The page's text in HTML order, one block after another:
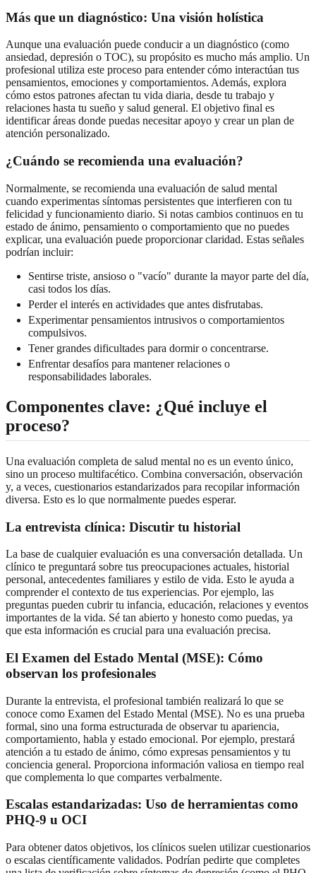
Más que un diagnóstico: Una visión holística
Aunque una evaluación puede conducir a un diagnóstico (como
ansiedad, depresión o TOC), su propósito es mucho más amplio. Un
profesional utiliza este proceso para entender cómo interactúan tus
pensamientos, emociones y comportamientos. Además, explora
cómo estos patrones afectan tu vida diaria, desde tu trabajo y
relaciones hasta tu sueño y salud general. El objetivo final es
identificar áreas donde puedas necesitar apoyo y crear un plan de
atención personalizado.
¿Cuándo se recomienda una evaluación?
Normalmente, se recomienda una evaluación de salud mental
cuando experimentas síntomas persistentes que interfieren con tu
felicidad y funcionamiento diario. Si notas cambios continuos en tu
estado de ánimo, pensamiento o comportamiento que no puedes
explicar, una evaluación puede proporcionar claridad. Estas señales
podrían incluir:
Sentirse triste, ansioso o "vacío" durante la mayor parte del día,
casi todos los días.
Perder el interés en actividades que antes disfrutabas.
Experimentar pensamientos intrusivos o comportamientos
compulsivos.
Tener grandes dificultades para dormir o concentrarse.
Enfrentar desafíos para mantener relaciones o
responsabilidades laborales.
Componentes clave: ¿Qué incluye el
proceso?
Una evaluación completa de salud mental no es un evento único,
sino un proceso multifacético. Combina conversación, observación
y, a veces, cuestionarios estandarizados para recopilar información
diversa. Esto es lo que normalmente puedes esperar.
La entrevista clínica: Discutir tu historial
La base de cualquier evaluación es una conversación detallada. Un
clínico te preguntará sobre tus preocupaciones actuales, historial
personal, antecedentes familiares y estilo de vida. Esto le ayuda a
comprender el contexto de tus experiencias. Por ejemplo, las
preguntas pueden cubrir tu infancia, educación, relaciones y eventos
importantes de la vida. Sé tan abierto y honesto como puedas, ya
que esta información es crucial para una evaluación precisa.
El Examen del Estado Mental (MSE): Cómo
observan los profesionales
Durante la entrevista, el profesional también realizará lo que se
conoce como Examen del Estado Mental (MSE). No es una prueba
formal, sino una forma estructurada de observar tu apariencia,
comportamiento, habla y estado emocional. Por ejemplo, prestará
atención a tu estado de ánimo, cómo expresas pensamientos y tu
conciencia general. Proporciona información valiosa en tiempo real
que complementa lo que compartes verbalmente.
Escalas estandarizadas: Uso de herramientas como
PHQ-9 u OCI
Para obtener datos objetivos, los clínicos suelen utilizar cuestionarios
o escalas científicamente validados. Podrían pedirte que completes